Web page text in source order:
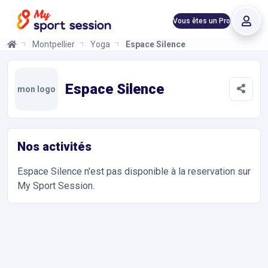
Vous êtes un Pro
Montpellier Yoga Espace Silence
mon logo Espace Silence
Nos activités
Espace Silence n'est pas disponible à la reservation sur
My Sport Session.